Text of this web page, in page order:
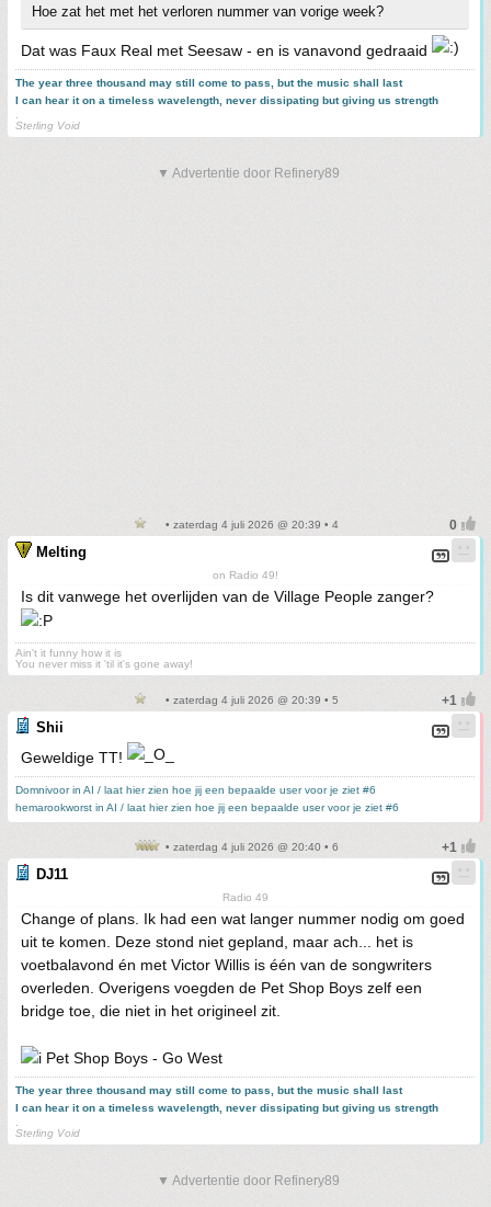
Hoe zat het met het verloren nummer van vorige week?
Dat was Faux Real met Seesaw - en is vanavond gedraaid
The year three thousand may still come to pass, but the music shall last
I can hear it on a timeless wavelength, never dissipating but giving us strength
Sterling Void
▼ Advertentie door Refinery89
• zaterdag 4 juli 2026 @ 20:39 • 4
Melting
on Radio 49!
Is dit vanwege het overlijden van de Village People zanger?
Ain't it funny how it is
You never miss it 'til it's gone away!
• zaterdag 4 juli 2026 @ 20:39 • 5
Shii
Geweldige TT!
Domnivoor in AI / laat hier zien hoe jij een bepaalde user voor je ziet #6
hemarookworst in AI / laat hier zien hoe jij een bepaalde user voor je ziet #6
• zaterdag 4 juli 2026 @ 20:40 • 6
DJ11
Radio 49
Change of plans. Ik had een wat langer nummer nodig om goed
uit te komen. Deze stond niet gepland, maar ach... het is
voetbalavond én met Victor Willis is één van de songwriters
overleden. Overigens voegden de Pet Shop Boys zelf een
bridge toe, die niet in het origineel zit.
Pet Shop Boys - Go West
The year three thousand may still come to pass, but the music shall last
I can hear it on a timeless wavelength, never dissipating but giving us strength
Sterling Void
▼ Advertentie door Refinery89